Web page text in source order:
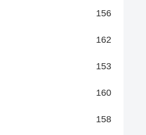
156
162
153
160
158